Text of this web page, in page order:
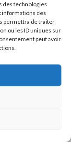
des technologies
informations des
permettra de traiter
ou les ID uniques sur
peut avoir